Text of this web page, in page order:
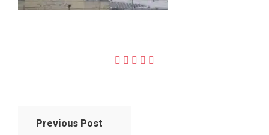
Previous Post